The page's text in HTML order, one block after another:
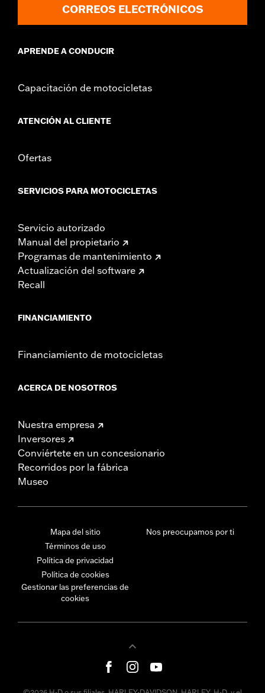
CORREOS ELECTRÓNICOS
APRENDE A CONDUCIR
Capacitación de motocicletas
ATENCIÓN AL CLIENTE
Ofertas
SERVICIOS PARA MOTOCICLETAS
Servicio autorizado
Manual del propietario
Programas de mantenimiento
Actualización del software
Recall
FINANCIAMIENTO
Financiamiento de motocicletas
ACERCA DE NOSOTROS
Nuestra empresa
Inversores
Conviértete en un concesionario
Recorridos por la fábrica
Museo
Mapa del sitio
Términos de uso
Política de privacidad
Política de cookies
Gestionar las preferencias de
cookies
Nos preocupamos por ti